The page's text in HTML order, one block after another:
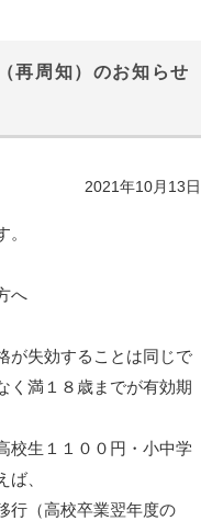
再周知）のお知らせ
2021年10月13日
へ
が失効することは同じで
く満１８歳までが有効期
校生１１００円・小中学
、
行（高校卒業翌年度の